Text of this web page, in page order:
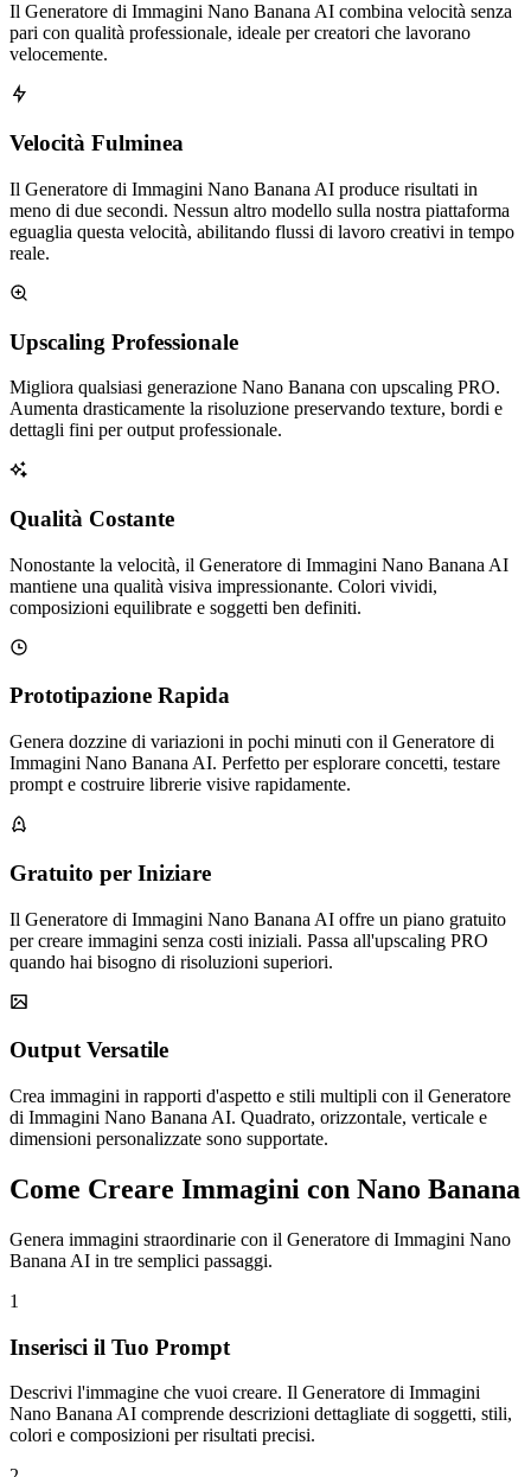
Il Generatore di Immagini Nano Banana AI combina velocità senza
pari con qualità professionale, ideale per creatori che lavorano
velocemente.
Velocità Fulminea
Il Generatore di Immagini Nano Banana AI produce risultati in
meno di due secondi. Nessun altro modello sulla nostra piattaforma
eguaglia questa velocità, abilitando flussi di lavoro creativi in tempo
reale.
Upscaling Professionale
Migliora qualsiasi generazione Nano Banana con upscaling PRO.
Aumenta drasticamente la risoluzione preservando texture, bordi e
dettagli fini per output professionale.
Qualità Costante
Nonostante la velocità, il Generatore di Immagini Nano Banana AI
mantiene una qualità visiva impressionante. Colori vividi,
composizioni equilibrate e soggetti ben definiti.
Prototipazione Rapida
Genera dozzine di variazioni in pochi minuti con il Generatore di
Immagini Nano Banana AI. Perfetto per esplorare concetti, testare
prompt e costruire librerie visive rapidamente.
Gratuito per Iniziare
Il Generatore di Immagini Nano Banana AI offre un piano gratuito
per creare immagini senza costi iniziali. Passa all'upscaling PRO
quando hai bisogno di risoluzioni superiori.
Output Versatile
Crea immagini in rapporti d'aspetto e stili multipli con il Generatore
di Immagini Nano Banana AI. Quadrato, orizzontale, verticale e
dimensioni personalizzate sono supportate.
Come Creare Immagini con Nano Banana
Genera immagini straordinarie con il Generatore di Immagini Nano
Banana AI in tre semplici passaggi.
1
Inserisci il Tuo Prompt
Descrivi l'immagine che vuoi creare. Il Generatore di Immagini
Nano Banana AI comprende descrizioni dettagliate di soggetti, stili,
colori e composizioni per risultati precisi.